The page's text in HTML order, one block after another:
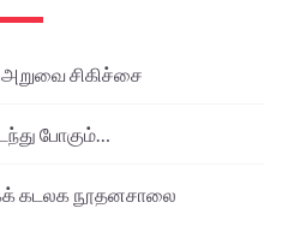
அறுவை சிகிச்சை
போகும்…
கடலக நூதனசாலை